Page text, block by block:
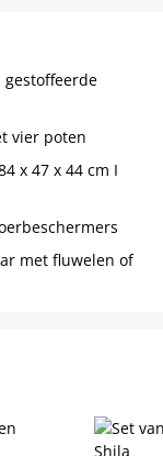
gestoffeerde
vier poten
x 47 x 44 cm I
met fluwelen of